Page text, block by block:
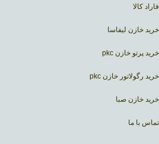
فاراد کالا
خرید خازن لیفاسا
خرید پرتو خازن pkc
خرید رگولاتور خازن pkc
خرید خازن صبا
تماس با ما